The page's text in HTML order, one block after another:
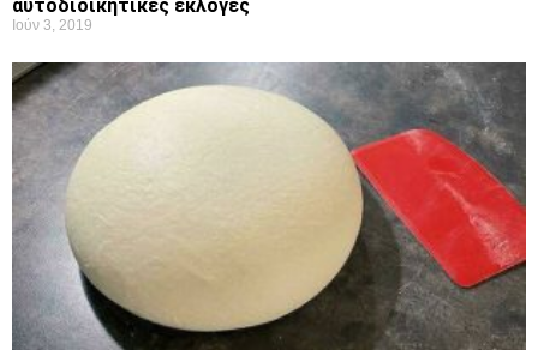
αυτοδιοικητικές εκλογές
Ιούν 3, 2019